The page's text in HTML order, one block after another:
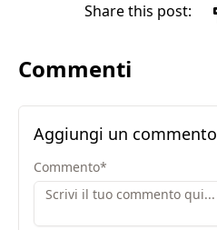
Share this post:
Commenti
Aggiungi un commento
Commento*